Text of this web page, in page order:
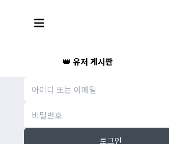
👑 유저 게시판
로그인